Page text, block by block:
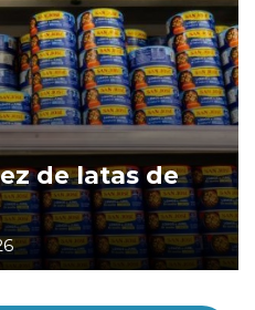
de latas de